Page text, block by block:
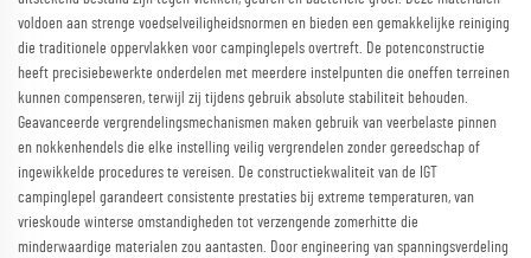
voldoen aan strenge voedselveiligheidsnormen en bieden een gemakkelijke reiniging
die traditionele oppervlakken voor campinglepels overtreft. De potenconstructie
heeft precisiebewerkte onderdelen met meerdere instelpunten die oneffen terreinen
kunnen compenseren, terwijl zij tijdens gebruik absolute stabiliteit behouden.
Geavanceerde vergrendelingsmechanismen maken gebruik van veerbelaste pinnen
en nokkenhendels die elke instelling veilig vergrendelen zonder gereedschap of
ingewikkelde procedures te vereisen. De constructiekwaliteit van de IGT
campinglepel garandeert consistente prestaties bij extreme temperaturen, van
vrieskoude winterse omstandigheden tot verzengende zomerhitte die
minderwaardige materialen zou aantasten. Door engineering van spanningsverdeling